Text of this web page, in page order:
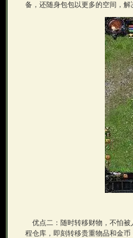
备，还随身包包以更多的空间，解
优点二：随时转移财物，不怕被
程仓库，即刻转移贵重物品和金